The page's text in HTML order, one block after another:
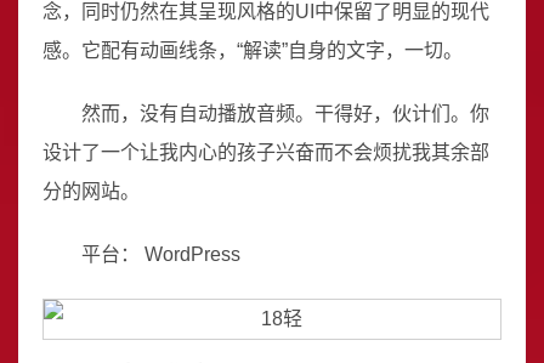
念，同时仍然在其呈现风格的UI中保留了明显的现代
感。它配有动画线条，“解读”自身的文字，一切。
然而，没有自动播放音频。干得好，伙计们。你
设计了一个让我内心的孩子兴奋而不会烦扰我其余部
分的网站。
平台： WordPress